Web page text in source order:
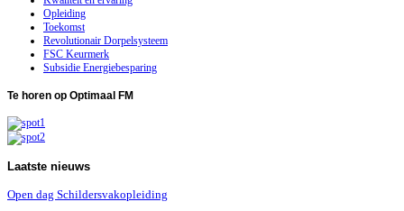
Opleiding
Toekomst
Revolutionair Dorpelsysteem
FSC Keurmerk
Subsidie Energiebesparing
Te horen op Optimaal FM
Laatste nieuws
Open dag Schildersvakopleiding